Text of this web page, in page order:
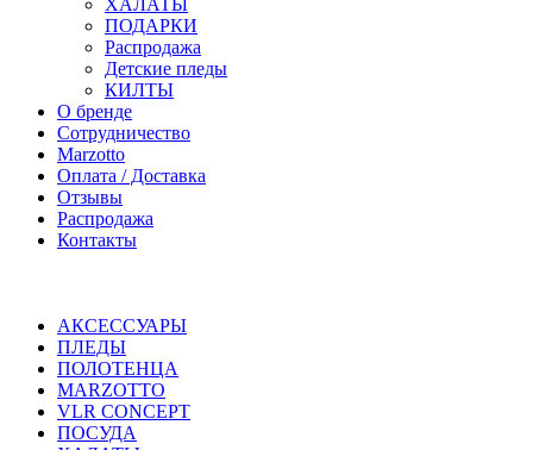
ПОДАРКИ
Распродажа
Детские пледы
КИЛТЫ
О бренде
Сотрудничество
Marzotto
Оплата / Доставка
Отзывы
Распродажа
Контакты
АКСЕССУАРЫ
ПЛЕДЫ
ПОЛОТЕНЦА
MARZOTTO
VLR CONCEPT
ПОСУДА